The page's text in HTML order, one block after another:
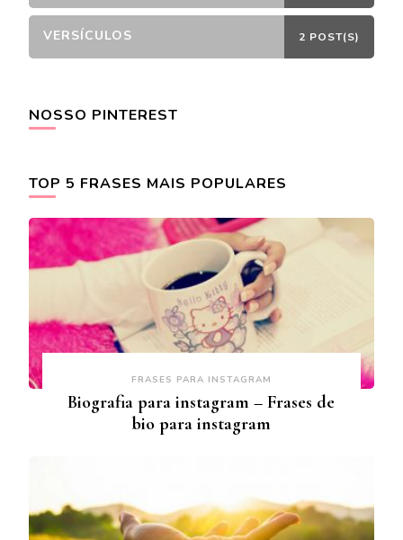
VERSÍCULOS 2 POST(S)
NOSSO PINTEREST
TOP 5 FRASES MAIS POPULARES
FRASES PARA INSTAGRAM
Biografia para instagram – Frases de
bio para instagram